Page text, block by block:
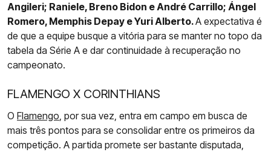
Angileri; Raniele, Breno Bidon e André Carrillo; Ángel
Romero, Memphis Depay e Yuri Alberto.A expectativa é
de que a equipe busque a vitória para se manter no topo da
tabela da Série A e dar continuidade à recuperação no
campeonato.
FLAMENGO X CORINTHIANS
O Flamengo, por sua vez, entra em campo em busca de
mais três pontos para se consolidar entre os primeiros da
competição. A partida promete ser bastante disputada,